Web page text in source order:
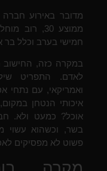
ממוצע 30,
חמישי בערב וכלל בר
לאדם. התפריט
ואמריקאי, עם נתחי
איכותי הנטחן
אוכל? כמעט ולא.
בשר, וכשהוא עשוי
פשוט לא מפסיקים